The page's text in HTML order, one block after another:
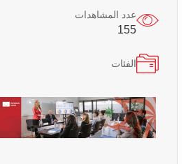
عدد المشاهدات
155
الفئات